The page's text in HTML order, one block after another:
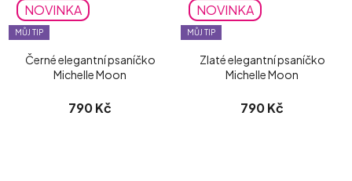
NOVINKA
MŮJ TIP
Černé elegantní psaníčko
Michelle Moon
790 Kč
NOVINKA
MŮJ TIP
Zlaté elegantní psaníčko
Michelle Moon
790 Kč